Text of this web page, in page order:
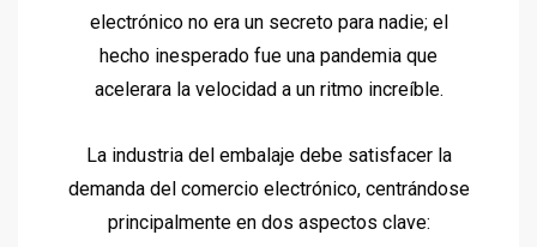
electrónico no era un secreto para nadie; el
hecho inesperado fue una pandemia que
acelerara la velocidad a un ritmo increíble.
La industria del embalaje debe satisfacer la
demanda del comercio electrónico, centrándose
principalmente en dos aspectos clave: